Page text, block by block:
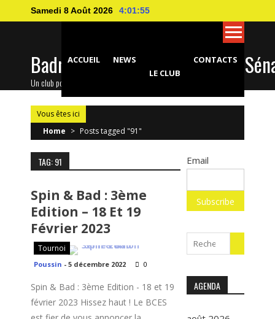
to
Samedi 8 Août 2026 4:01:56
Badminton Club d'Epinay-sous-
Un club pour toute la famille !
ACCUEIL
NEWS
LE CLUB
CONTACTS
Vous êtes ici
Home > Posts tagged "91"
TAG: 91
Spin & Bad : 3ème
Edition – 18 Et 19
Février 2023
Tournoi
Poussin - 5 décembre 2022 0
Spin & Bad : 3ème Edition - 18 et 19
février 2023 Hissez haut ! Le BCES
Email
for:
AGENDA